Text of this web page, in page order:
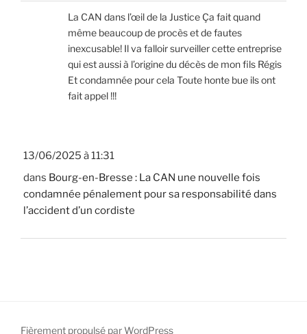
13/06/2025 à 11:31
dans Bourg-en-Bresse : La CAN une nouvelle fois
condamnée pénalement pour sa responsabilité dans
l’accident d’un cordiste
La CAN dans l’œil de la Justice Ça fait quand
même beaucoup de procès et de fautes
inexcusable! Il va falloir surveiller cette entreprise
qui est aussi à l’origine du décès de mon fils Régis
Et condamnée pour cela Toute honte bue ils ont
fait appel !!!
Fièrement propulsé par WordPress